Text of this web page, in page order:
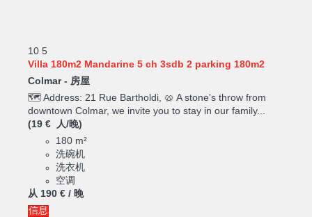
10 5
Villa 180m2 Mandarine 5 ch 3sdb 2 parking 180m2
Colmar - 房屋
🗺️ Address: 21 Rue Bartholdi, 🥨 A stone's throw from
downtown Colmar, we invite you to stay in our family...
(19 € 人/晚)
180 m²
洗碗机
洗衣机
空调
从 190 € / 晚
信息